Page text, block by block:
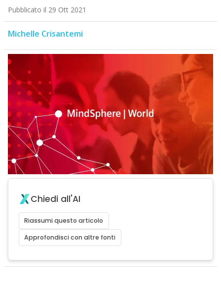
Pubblicato il 29 Ott 2021
Michelle Crisantemi
Chiedi all'AI
Riassumi questo articolo
Approfondisci con altre fonti